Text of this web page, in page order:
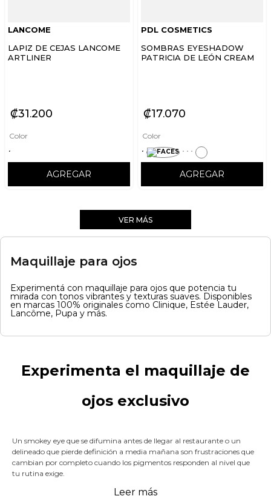
LANCOME
LAPIZ DE CEJAS LANCOME
ARTLINER
₡31 200
Color
AGREGAR
PDL COSMETICS
SOMBRAS EYESHADOW
PATRICIA DE LEÓN CREAM
₡17070
Color
AGREGAR
VER MÁS
Maquillaje para ojos
Experimentá con maquillaje para ojos que potencia tu
mirada con tonos vibrantes y texturas suaves. Disponibles
en marcas 100% originales como Clinique, Estée Lauder,
Lancôme, Pupa y más.
Experimenta el maquillaje de
ojos exclusivo
Un smokey eye que se difumina antes de llegar al restaurante o un
delineado que pierde definición a media mañana son frustraciones que
cambian por completo cuando los pigmentos responden al nivel que
tu rutina exige.
Leer más